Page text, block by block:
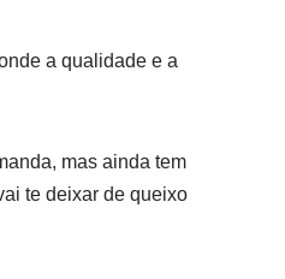
a qualidade e a
mas ainda tem
te deixar de queixo